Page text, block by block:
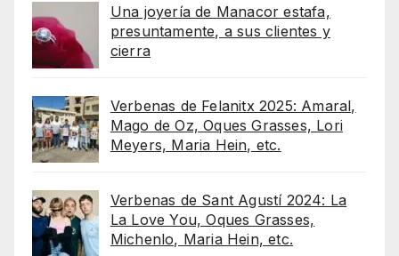
Una joyería de Manacor estafa,
presuntamente, a sus clientes y
cierra
Verbenas de Felanitx 2025: Amaral,
Mago de Oz, Oques Grasses, Lori
Meyers, Maria Hein, etc.
Verbenas de Sant Agustí 2024: La
La Love You, Oques Grasses,
Michenlo, Maria Hein, etc.